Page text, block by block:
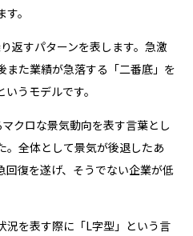
。
返すパターンを表します。急激
また業績が急落する「二番底」を
うモデルです。
クロな景気動向を表す言葉とし
。全体として景気が後退したあ
回復を遂げ、そうでない企業が低
況を表す際に「L字型」という言